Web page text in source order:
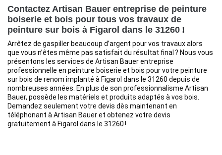
Contactez Artisan Bauer entreprise de peinture
boiserie et bois pour tous vos travaux de
peinture sur bois à Figarol dans le 31260 !
Arrêtez de gaspiller beaucoup d’argent pour vos travaux alors
que vous n’êtes même pas satisfait du résultat final ? Nous vous
présentons les services de Artisan Bauer entreprise
professionnelle en peinture boiserie et bois pour votre peinture
sur bois de renom implanté à Figarol dans le 31260 depuis de
nombreuses années. En plus de son professionnalisme Artisan
Bauer, possède les matériels et produits adaptés à vos bois.
Demandez seulement votre devis dès maintenant en
téléphonant à Artisan Bauer et obtenez votre devis
gratuitement à Figarol dans le 31260 !